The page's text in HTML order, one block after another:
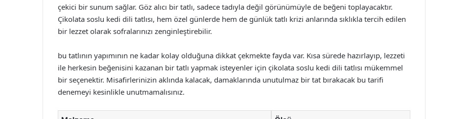
çekici bir sunum sağlar. Göz alıcı bir tatlı, sadece tadıyla değil görünümüyle de beğeni toplayacaktır.
Çikolata soslu kedi dili tatlısı, hem özel günlerde hem de günlük tatlı krizi anlarında sıklıkla tercih edilen
bir lezzet olarak sofralarınızı zenginleştirebilir.
bu tatlının yapımının ne kadar kolay olduğuna dikkat çekmekte fayda var. Kısa sürede hazırlayıp, lezzeti
ile herkesin beğenisini kazanan bir tatlı yapmak isteyenler için çikolata soslu kedi dili tatlısı mükemmel
bir seçenektir. Misafirlerinizin aklında kalacak, damaklarında unutulmaz bir tat bırakacak bu tarifi
denemeyi kesinlikle unutmamalısınız.